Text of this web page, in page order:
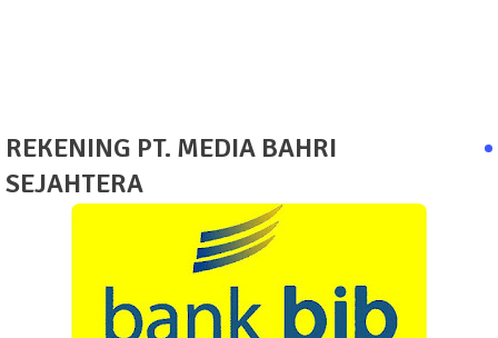
REKENING PT. MEDIA BAHRI
SEJAHTERA